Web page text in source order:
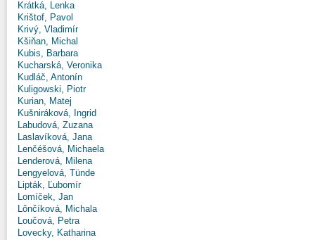
Krátká, Lenka
Krištof, Pavol
Krivý, Vladimír
Kšiňan, Michal
Kubis, Barbara
Kucharská, Veronika
Kudláč, Antonín
Kuligowski, Piotr
Kurian, Matej
Kušniráková, Ingrid
Labudová, Zuzana
Laslavíková, Jana
Lenčéšová, Michaela
Lenderová, Milena
Lengyelová, Tünde
Lipták, Ľubomír
Lomíček, Jan
Lônčíková, Michala
Loučová, Petra
Lovecky, Katharina